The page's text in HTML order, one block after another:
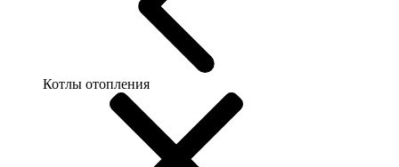
Котлы отопления